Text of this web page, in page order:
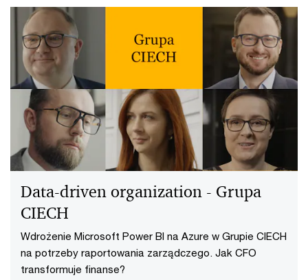
Data-driven organization - Grupa
CIECH
Wdrożenie Microsoft Power BI na Azure w Grupie CIECH
na potrzeby raportowania zarządczego. Jak CFO
transformuje finanse?